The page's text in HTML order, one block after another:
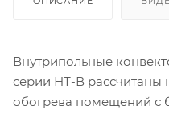
Внутрипольные
серии НТ-В рассчитаны
обогрева помещений